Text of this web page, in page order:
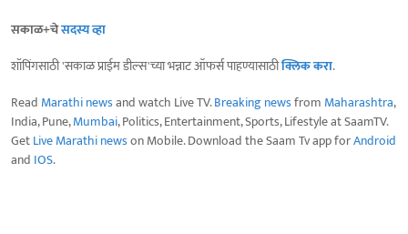
सकाळ+चेसदस्य व्हा
शॉपिंगसाठी 'सकाळ प्राईम डील्स'च्या भन्नाट ऑफर्स पाहण्यासाठीक्लिक करा.
Read Marathi newsand watch Live TV.Breaking newsfrom Maharashtra,
India, Pune,Mumbai, Politics, Entertainment, Sports, Lifestyle at SaamTV.
GetLive Marathi newson Mobile. Download the Saam Tv app forAndroid
and IOS.